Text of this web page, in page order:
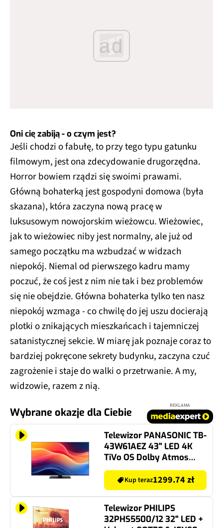
ad
Oni cię zabiją - o czym jest?
Jeśli chodzi o fabułę, to przy tego typu gatunku
filmowym, jest ona zdecydowanie drugorzędna.
Horror bowiem rządzi się swoimi prawami.
Główną bohaterką jest gospodyni domowa (była
skazana), która zaczyna nową pracę w
luksusowym nowojorskim wieżowcu. Wieżowiec,
jak to wieżowiec niby jest normalny, ale już od
samego początku ma wzbudzać w widzach
niepokój. Niemal od pierwszego kadru mamy
poczuć, że coś jest z nim nie tak i bez problemów
się nie obejdzie. Główna bohaterka tylko ten nasz
niepokój wzmaga - co chwilę do jej uszu docierają
plotki o znikających mieszkańcach i tajemniczej
satanistycznej sekcie. W miarę jak poznaje coraz to
bardziej pokręcone sekrety budynku, zaczyna czuć
zagrożenie i staje do walki o przetrwanie. A my,
widzowie, razem z nią.
Wybrane okazje dla Ciebie
REKLAMA
Telewizor PANASONIC TB-
43W61AEZ 43" LED 4K
TiVo OS Dolby Atmos
Dolby Vision HDMI 2.1
Kup teraz1299.74 zł
Telewizor PHILIPS
32PHS5500/12 32" LED +